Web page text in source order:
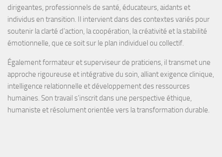
dirigeantes, professionnels de santé, éducateurs, aidants et
individus en transition. Il intervient dans des contextes variés pour
soutenir laclarté d’action, la coopération, la créativité et la stabilité
émotionnelle, que ce soit sur le plan individuel ou collectif.
Égalementformateur etsuperviseur de praticiens, il transmet une
approche rigoureuse et intégrative du soin, alliant exigence clinique,
intelligence relationnelle et développement des ressources
humaines. Son travail s’inscrit dans une perspective éthique,
humaniste et résolument orientée vers la transformation durable.